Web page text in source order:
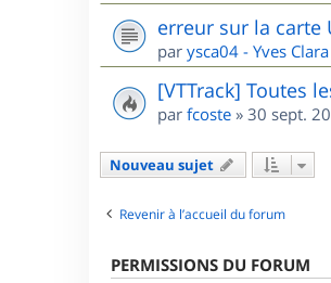
erreur sur la carte
par ysca04 - Yves Clara
[VTTrack] Toutes
par fcoste » 30 sept.
Nouveau sujet
Revenir à l’accueil du forum
PERMISSIONS DU FORUM